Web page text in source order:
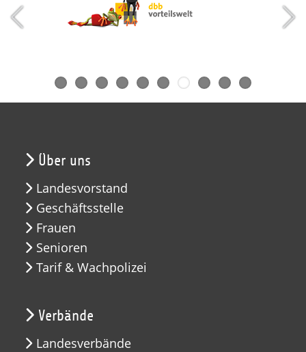
Über uns
Landesvorstand
Geschäftsstelle
Frauen
Senioren
Tarif & Wachpolizei
Verbände
Landesverbände